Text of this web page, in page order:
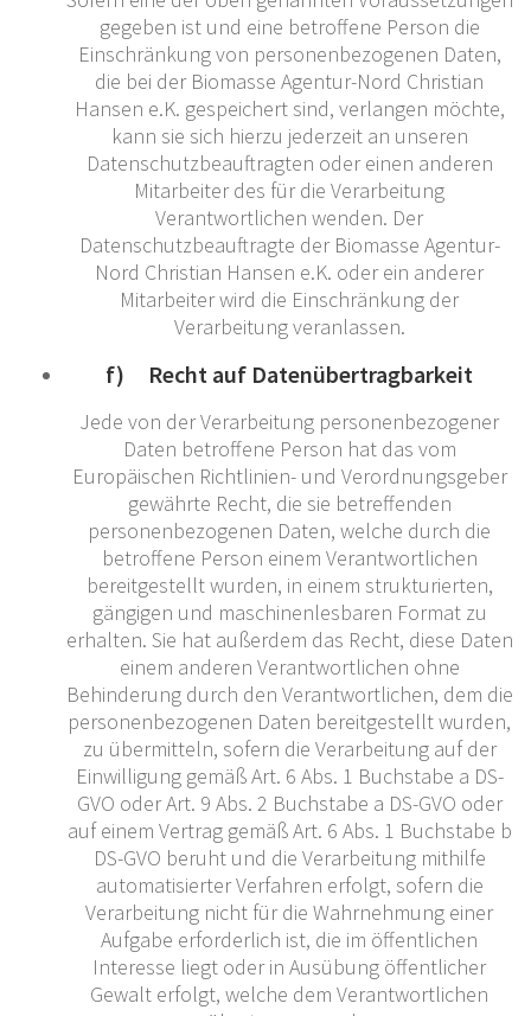
gegeben ist und eine betroffene Person die
Einschränkung von personenbezogenen Daten,
die bei der Biomasse Agentur-Nord Christian
Hansen e.K. gespeichert sind, verlangen möchte,
kann sie sich hierzu jederzeit an unseren
Datenschutzbeauftragten oder einen anderen
Mitarbeiter des für die Verarbeitung
Verantwortlichen wenden. Der
Datenschutzbeauftragte der Biomasse Agentur-
Nord Christian Hansen e.K. oder ein anderer
Mitarbeiter wird die Einschränkung der
Verarbeitung veranlassen.
f) Recht auf Datenübertragbarkeit
Jede von der Verarbeitung personenbezogener
Daten betroffene Person hat das vom
Europäischen Richtlinien- und Verordnungsgeber
gewährte Recht, die sie betreffenden
personenbezogenen Daten, welche durch die
betroffene Person einem Verantwortlichen
bereitgestellt wurden, in einem strukturierten,
gängigen und maschinenlesbaren Format zu
erhalten. Sie hat außerdem das Recht, diese Daten
einem anderen Verantwortlichen ohne
Behinderung durch den Verantwortlichen, dem die
personenbezogenen Daten bereitgestellt wurden,
zu übermitteln, sofern die Verarbeitung auf der
Einwilligung gemäß Art. 6 Abs. 1 Buchstabe a DS-
GVO oder Art. 9 Abs. 2 Buchstabe a DS-GVO oder
auf einem Vertrag gemäß Art. 6 Abs. 1 Buchstabe b
DS-GVO beruht und die Verarbeitung mithilfe
automatisierter Verfahren erfolgt, sofern die
Verarbeitung nicht für die Wahrnehmung einer
Aufgabe erforderlich ist, die im öffentlichen
Interesse liegt oder in Ausübung öffentlicher
Gewalt erfolgt, welche dem Verantwortlichen